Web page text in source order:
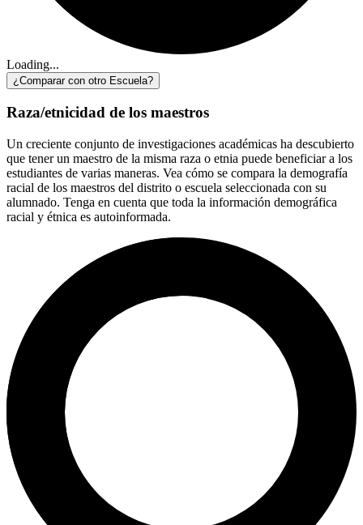
Loading...
¿Comparar con otro Escuela?
Raza/etnicidad de los maestros
Un creciente conjunto de investigaciones académicas ha descubierto
que tener un maestro de la misma raza o etnia puede beneficiar a los
estudiantes de varias maneras. Vea cómo se compara la demografía
racial de los maestros del distrito o escuela seleccionada con su
alumnado. Tenga en cuenta que toda la información demográfica
racial y étnica es autoinformada.